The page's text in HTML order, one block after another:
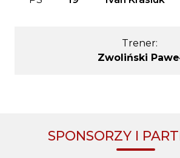
Trener:
Zwoliński
SPONSORZY I